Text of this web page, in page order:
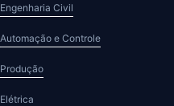
Engenharia Civil
Automação e Controle
Produção
Elétrica